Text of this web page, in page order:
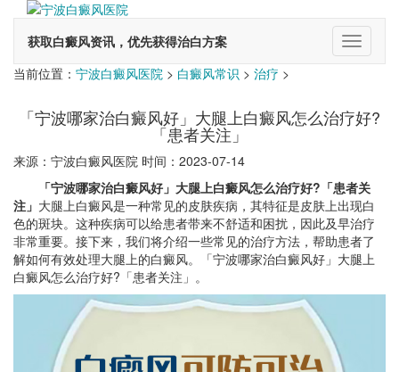
获取白癜风资讯，优先获得治白方案
切
换
当前位置： 宁波白癜风医院 > 白癜风常识 > 治疗 >
「宁波哪家治白癜风好」大腿上白癜风怎么治疗好?
「患者关注」
来源：宁波白癜风医院 时间：2023-07-14
「宁波哪家治白癜风好」大腿上白癜风怎么治疗好?「患者关
注」 大腿上白癜风是一种常见的皮肤疾病，其特征是皮肤上出现白
色的斑块。这种疾病可以给患者带来不舒适和困扰，因此及早治疗
非常重要。接下来，我们将介绍一些常见的治疗方法，帮助患者了
解如何有效处理大腿上的白癜风。「宁波哪家治白癜风好」大腿上
白癜风怎么治疗好?「患者关注」。